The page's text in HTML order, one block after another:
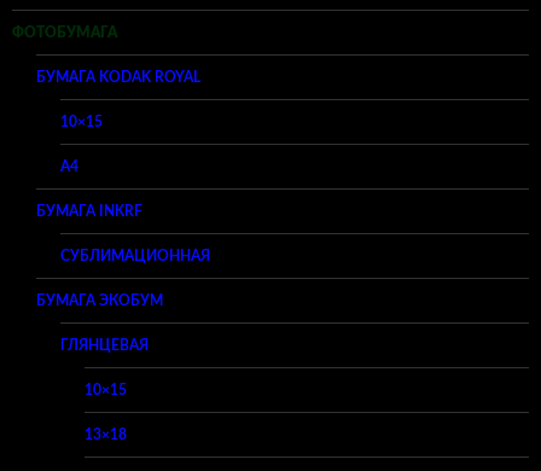
ФОТОБУМАГА
БУМАГА KODAK ROYAL
10×15
A4
БУМАГА INKRF
СУБЛИМАЦИОННАЯ
БУМАГА ЭКОБУМ
ГЛЯНЦЕВАЯ
10×15
13×18